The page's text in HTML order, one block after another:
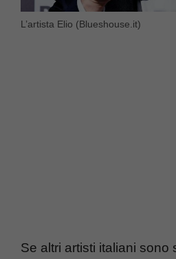
L’artista Elio (Blueshouse.it)
Se altri artisti italiani sono